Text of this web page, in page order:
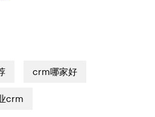
crm哪家好
crm